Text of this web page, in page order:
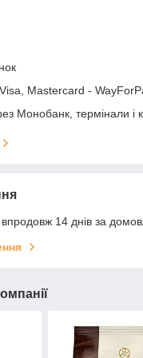
Mastercard -
Монобанк, термінали і
14 днів за